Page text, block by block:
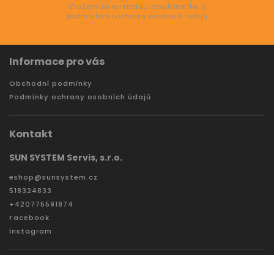
Vložením e-mailu souhlasíte s
podmínkami ochrany osobních údajů
Informace pro vás
Obchodní podmínky
Podmínky ochrany osobních údajů
Kontakt
SUN SYSTEM Servis, s.r.o.
eshop@sunsystem.cz
518324833
+420775591874
Facebook
Instagram